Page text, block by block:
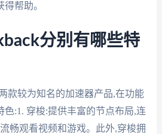
帮助。
分别有哪些特
款较为知名的加速器产品,在功能
:1. 穿梭:提供丰富的节点布局,连
畅观看视频和游戏。此外,穿梭拥